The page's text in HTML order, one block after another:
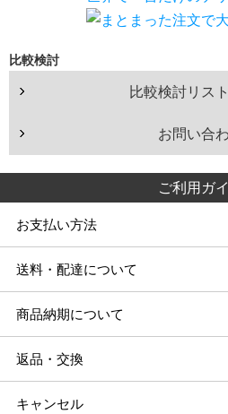
学校・施設で
イベント・ショッ
比較検討
比較検討リス
お問い合
ご利用ガ
お支払い方法
送料・配達について
商品納期について
返品・交換
キャンセル